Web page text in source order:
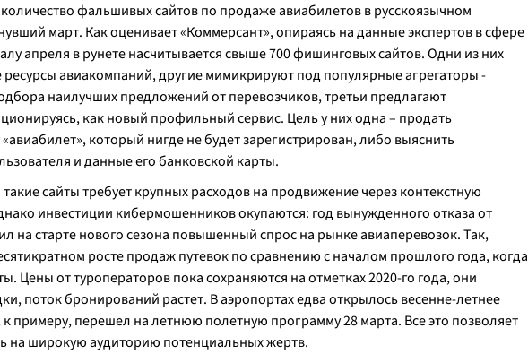
фальшивых сайтов по продаже авиабилетов в русскоязычном
март. Как оценивает «Коммерсант», опираясь на данные экспертов в сфере
апреля в рунете насчитывается свыше 700 фишинговых сайтов. Одни из них
авиакомпаний, другие мимикрируют под популярные агрегаторы -
наилучших предложений от перевозчиков, третьи предлагают
как новый профильный сервис. Цель у них одна – продать
который нигде не будет зарегистрирован, либо выяснить
и данные его банковской карты.
сайты требует крупных расходов на продвижение через контекстную
инвестиции кибермошенников окупаются: год вынужденного отказа от
на старте нового сезона повышенный спрос на рынке авиаперевозок. Так,
росте продаж путевок по сравнению с началом прошлого года, когда
Цены от туроператоров пока сохраняются на отметках 2020-го года, они
поток бронирований растет. В аэропортах едва открылось весенне-летнее
к примеру, перешел на летнюю полетную программу 28 марта. Все это позволяет
на широкую аудиторию потенциальных жертв.